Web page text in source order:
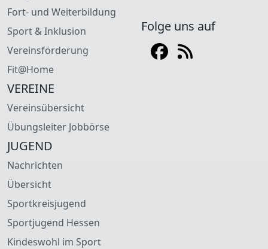
Fort- und Weiterbildung
Sport & Inklusion
Vereinsförderung
Fit@Home
VEREINE
Vereinsübersicht
Übungsleiter Jobbörse
JUGEND
Nachrichten
Übersicht
Sportkreisjugend
Sportjugend Hessen
Kindeswohl im Sport
Folge uns auf